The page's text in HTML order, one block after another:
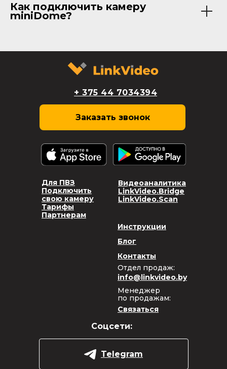
Как подключить камеру
miniDome?
Telegram
Инструкции
Блог
info@linkvideo.by
Отдел продаж:
Связаться
Менеджер
по продажам:
Контакты
Видеоаналитика
LinkVideo.Bridge
LinkVideo.Scan
Для ПВЗ
Подключить
свою камеру
Тарифы
Партнерам
Соцсети:
+ 375 44 7034394
Заказать звонок